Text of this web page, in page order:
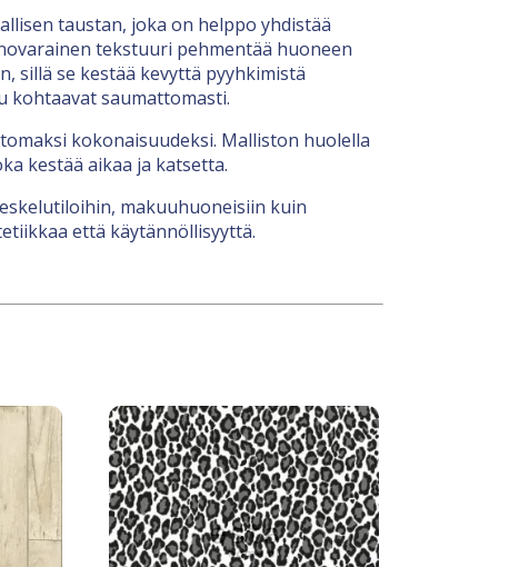
taustan, joka on helppo yhdistää
tekstuuri pehmentää huoneen
sillä se kestää kevyttä pyyhkimistä
kohtaavat saumattomasti.
kokonaisuudeksi. Malliston huolella
kestää aikaa ja katsetta.
makuuhuoneisiin kuin
että käytännöllisyyttä.